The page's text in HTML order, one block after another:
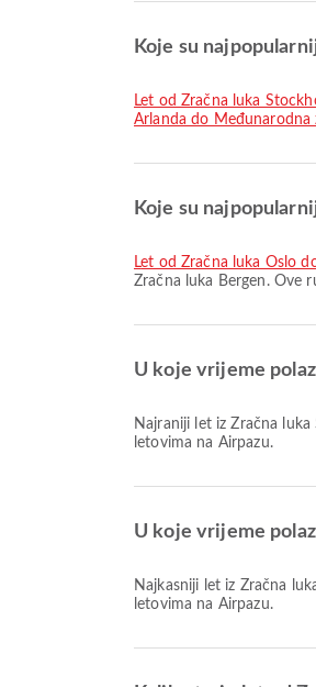
Koje su
let od Zračna luka
Arlanda do Međunarodna
Koje su
let od Zračna luka Oslo
Zračna luka Bergen. Ove
U koje vrijeme
Najraniji let iz Zračna luka Stockholm Arlanda za Zračna luka Bergen s Scandinavian Airlines polazi u 07:35. Ovaj red letenja možete pronaći i usporediti s drugim dostupnim
letovima na Airpazu.
U koje vrijeme
Najkasniji let iz Zračna luka Stockholm Arlanda za Zračna luka Bergen s Norwegian Air Shuttle polazi u 22:20. Ovaj red letenja možete pronaći i usporediti s drugim dostupnim
letovima na Airpazu.